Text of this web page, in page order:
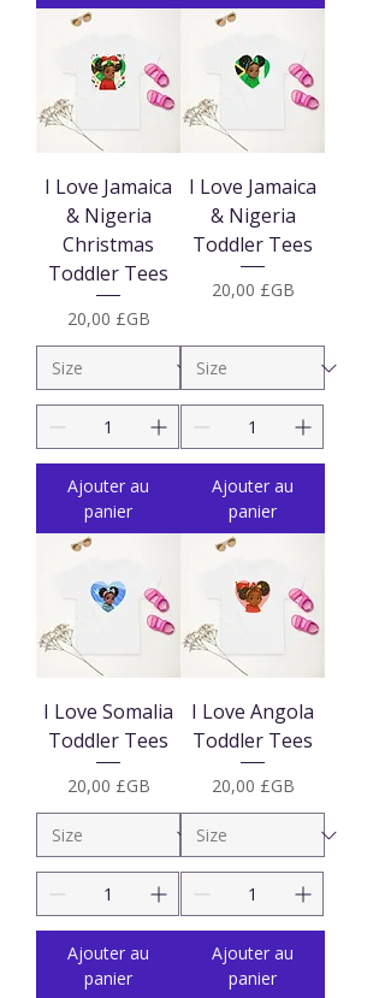
I Love Jamaica
& Nigeria
Christmas
Toddler Tees
Prix
20,00 £GB
Ajouter au
panier
I Love Jamaica
& Nigeria
Toddler Tees
Prix
20,00 £GB
Ajouter au
panier
I Love Somalia
Toddler Tees
Prix
20,00 £GB
Ajouter au
panier
I Love Angola
Toddler Tees
Prix
20,00 £GB
Ajouter au
panier